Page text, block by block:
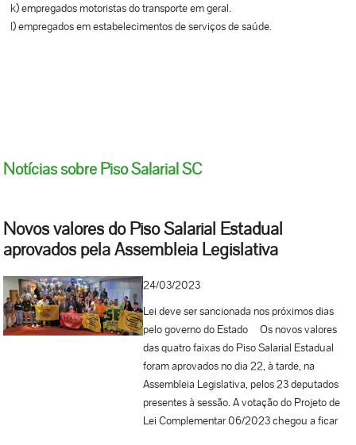
k) empregados motoristas do transporte em geral.
I) empregados em estabelecimentos de serviços de saúde.
Notícias sobre Piso Salarial SC
Novos valores do Piso Salarial Estadual
aprovados pela Assembleia Legislativa
24/03/2023
Lei deve ser sancionada nos próximos dias
pelo governo do Estado Os novos valores
das quatro faixas do Piso Salarial Estadual
foram aprovados no dia 22, à tarde, na
Assembleia Legislativa, pelos 23 deputados
presentes à sessão. A votação do Projeto de
Lei Complementar 06/2023 chegou a ficar